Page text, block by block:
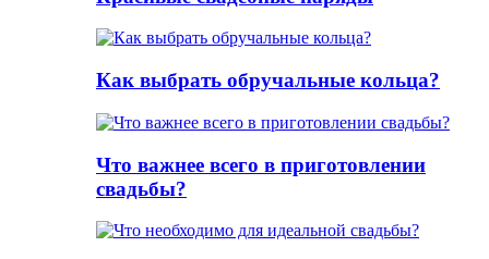
Как выбрать обручальные кольца?
Что важнее всего в приготовлении
свадьбы?